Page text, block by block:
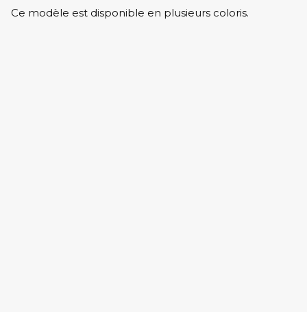
Ce modèle est disponible en plusieurs coloris.